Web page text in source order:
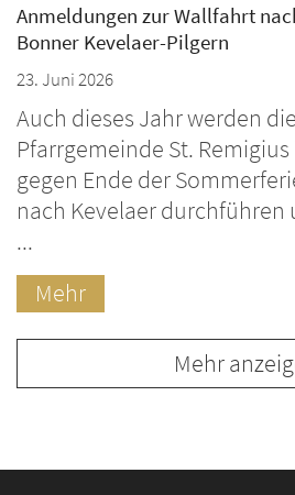
Anmeldungen zur Wallfahrt
Bonner Kevelaer-Pilgern
23. Juni 2026
Auch dieses Jahr werden
Pfarrgemeinde St.
gegen Ende der
nach Kevelaer durchführen
...
Mehr
Mehr